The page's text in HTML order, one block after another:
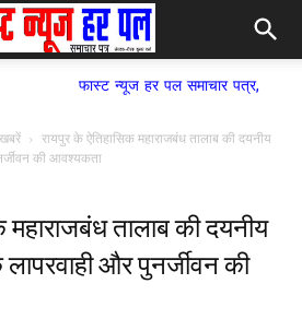
न्यूज हर पल समाचार पत्र,
रायपुर के ऐतिहासिक महाराजबंध तालाब की दयनीय
की आवश्यकता
महाराजबंध तालाब की दयनीय
और पुनर्जीवन की